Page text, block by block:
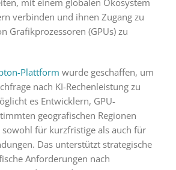
verbinden und ihnen Zugang zu
Grafikprozessoren (GPUs) zu
Plattform wurde geschaffen, um
nach KI-Rechenleistung zu
es Entwicklern, GPU-
geografischen Regionen
für kurzfristige als auch für
Das unterstützt strategische
Anforderungen nach